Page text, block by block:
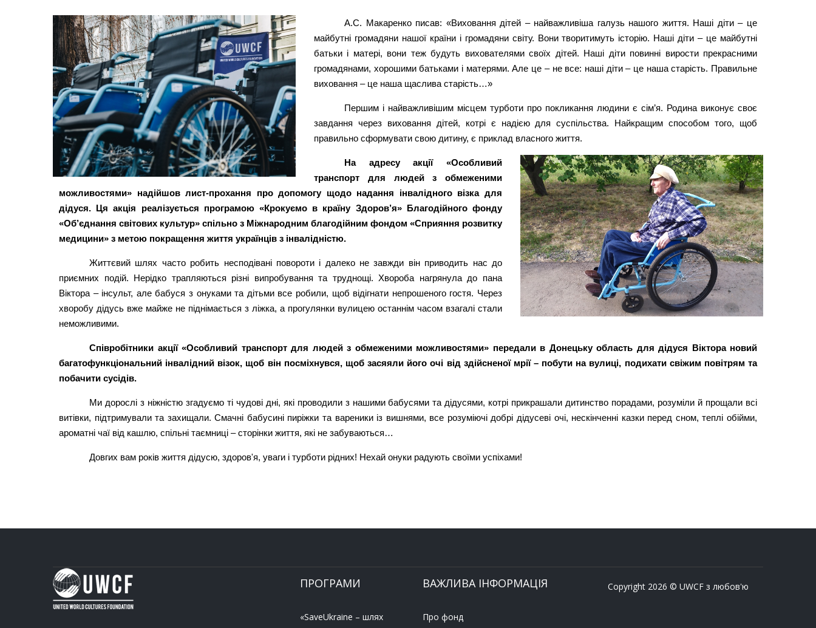
А.С. Макаренко писав: «Виховання дітей – найважливіша галузь нашого життя. Наші діти – це
майбутні громадяни нашої країни і громадяни світу. Вони творитимуть історію. Наші діти – це майбутні
батьки і матері, вони теж будуть вихователями своїх дітей. Наші діти повинні вирости прекрасними
громадянами, хорошими батьками і матерями. Але це – не все: наші діти – це наша старість. Правильне
виховання – це наша щаслива старість…»
Першим і найважливішим місцем турботи про покликання людини є сім’я. Родина виконує своє
завдання через виховання дітей, котрі є надією для суспільства. Найкращим способом того, щоб
правильно сформувати свою дитину, є приклад власного життя.
На адресу акції «Особливий
транспорт для людей з обмеженими
можливостями» надійшов лист-прохання про допомогу щодо надання інвалідного візка для
дідуся. Ця акція реалізується програмою «Крокуємо в країну Здоров’я» Благодійного фонду
«Об’єднання світових культур» спільно з Міжнародним благодійним фондом «Сприяння розвитку
медицини» з метою покращення життя українців з інвалідністю.
Життєвий шлях часто робить несподівані повороти і далеко не завжди він приводить нас до
приємних подій. Нерідко трапляються різні випробування та труднощі. Хвороба нагрянула до пана
Віктора – інсульт, але бабуся з онуками та дітьми все робили, щоб відігнати непрошеного гостя. Через
хворобу дідусь вже майже не піднімається з ліжка, а прогулянки вулицею останнім часом взагалі стали
неможливими.
Співробітники акції «Особливий транспорт для людей з обмеженими можливостями» передали в Донецьку область для дідуся Віктора новий
багатофункціональний інвалідний візок, щоб він посміхнувся, щоб засяяли його очі від здійсненої мрії – побути на вулиці, подихати свіжим повітрям та
побачити сусідів.
Ми дорослі з ніжністю згадуємо ті чудові дні, які проводили з нашими бабусями та дідусями, котрі прикрашали дитинство порадами, розуміли й прощали всі
витівки, підтримували та захищали. Смачні бабусині пиріжки та вареники із вишнями, все розуміючі добрі дідусеві очі, нескінченні казки перед сном, теплі обійми,
ароматні чаї від кашлю, спільні таємниці – сторінки життя, які не забуваються…
Довгих вам років життя дідусю, здоров'я, уваги і турботи рідних! Нехай онуки радують своїми успіхами!
ПРОГРАМИ
«SaveUkraine – шлях
ВАЖЛИВА ІНФОРМАЦІЯ
Про фонд
Copyright 2026 © UWCF з любов'ю